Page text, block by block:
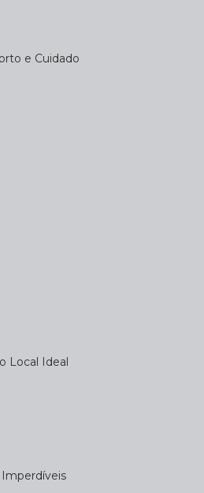
e Cuidado
Local Ideal
Imperdíveis